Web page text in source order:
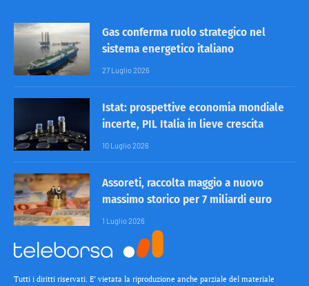
Gas conferma ruolo strategico nel
sistema energetico italiano
27 Luglio 2026
Istat: prospettive economia mondiale
incerte, PIL Italia in lieve crescita
10 Luglio 2026
Assoreti, raccolta maggio a nuovo
massimo storico per 7 miliardi euro
1 Luglio 2026
Tutti i diritti riservati. E’ vietata la riproduzione anche parziale del materiale